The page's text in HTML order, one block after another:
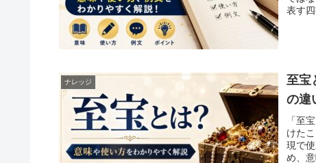
表す
ナレッジ
至宝
の違
「至
けた
現で
め、